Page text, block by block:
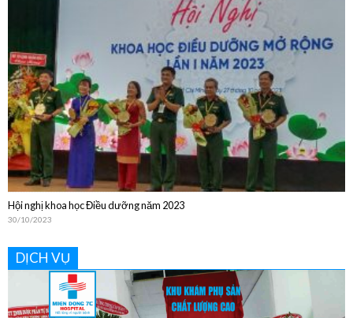
Bệnh viện Quân Dân Y Miền Đông sinh hoạt Khoa học Kỹ thuật thường niên
20/12/2024
Hội nghị khoa học Điều dưỡng năm 2023